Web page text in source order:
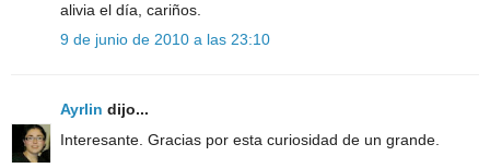
alivia el día, cariños.
9 de junio de 2010 a las 23:10
Ayrlin dijo...
Interesante. Gracias por esta curiosidad de un grande.